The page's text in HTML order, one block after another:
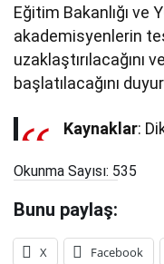
Eğitim Bakanlığı ve
akademisyenlerin
uzaklaştırılacağını
başlatılacağını
Kaynaklar:
Okunma Sayısı: 535
Bunu paylaş:
X Facebook